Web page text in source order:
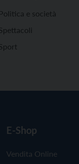
e società
E-Shop
Vendita Online